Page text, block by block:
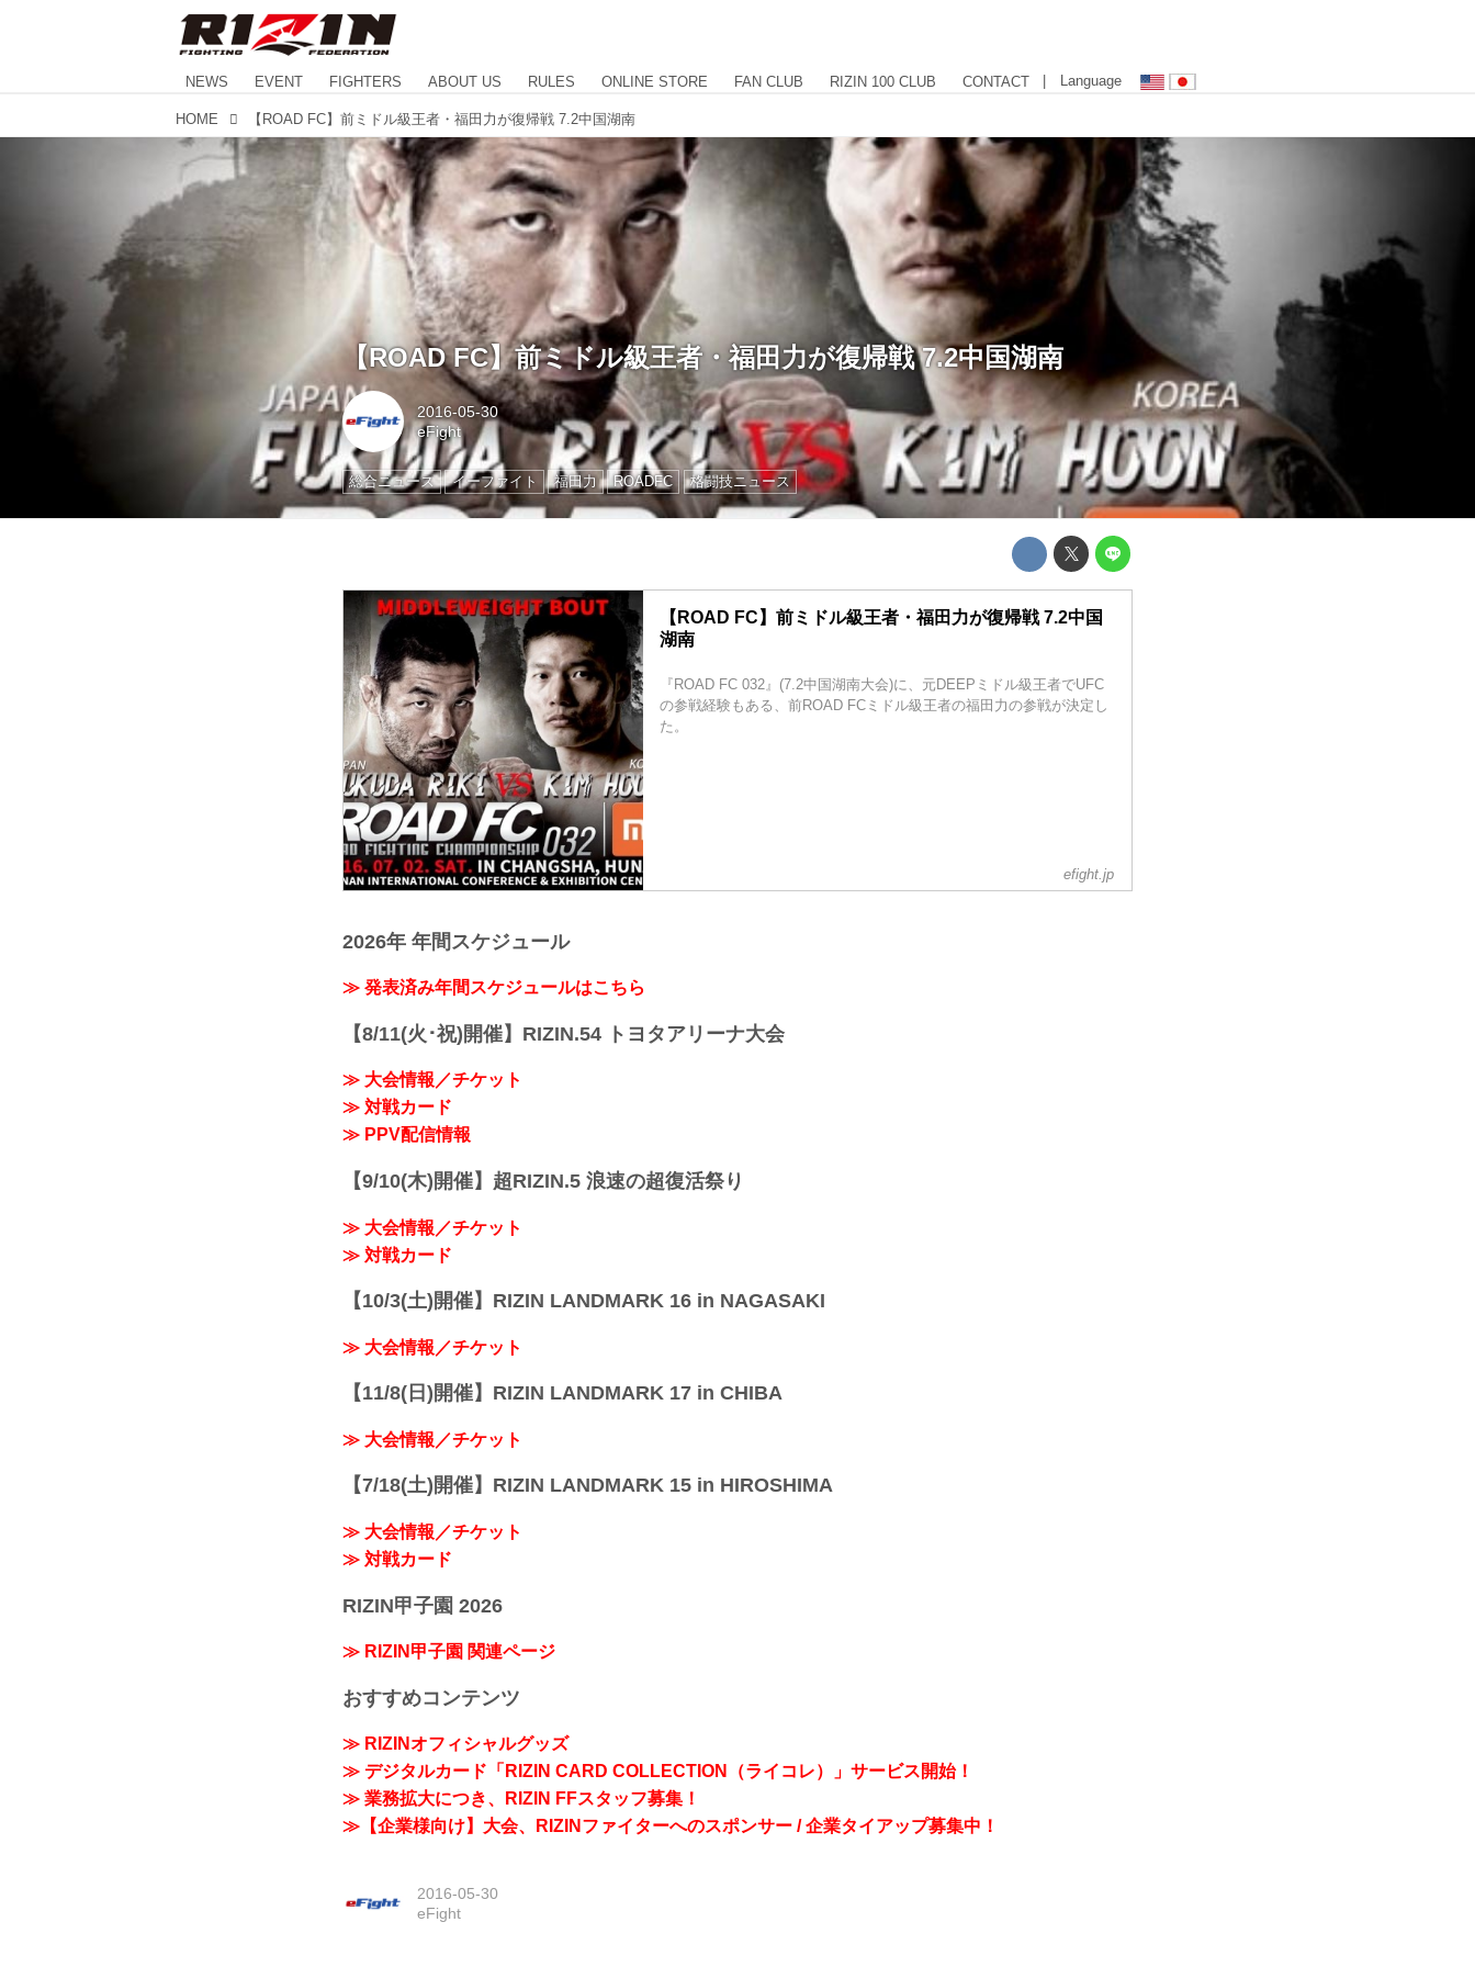
NEWS EVENT FIGHTERS ABOUT US RULES ONLINE STORE FAN CLUB RIZIN 100 CLUB CONTACT | Language
HOME 【ROAD FC】前ミドル級王者・福田力が復帰戦 7.2中国湖南
【ROAD FC】前ミドル級王者・福田力が復帰戦 7.2中国湖南
2016-05-30
eFight
総合ニュース イーファイト 福田力 ROADFC 格闘技ニュース
【ROAD FC】前ミドル級王者・福田力が復帰戦 7.2中国
湖南
『ROAD FC 032』(7.2中国湖南大会)に、元DEEPミドル級王者でUFC
の参戦経験もある、前ROAD FCミドル級王者の福田力の参戦が決定し
た。
efight.jp
2026年 年間スケジュール
≫ 発表済み年間スケジュールはこちら
【8/11(火･祝)開催】RIZIN.54 トヨタアリーナ大会
≫ 大会情報／チケット
≫ 対戦カード
≫ PPV配信情報
【9/10(木)開催】超RIZIN.5 浪速の超復活祭り
≫ 大会情報／チケット
≫ 対戦カード
【10/3(土)開催】RIZIN LANDMARK 16 in NAGASAKI
≫ 大会情報／チケット
【11/8(日)開催】RIZIN LANDMARK 17 in CHIBA
≫ 大会情報／チケット
【7/18(土)開催】RIZIN LANDMARK 15 in HIROSHIMA
≫ 大会情報／チケット
≫ 対戦カード
RIZIN甲子園 2026
≫ RIZIN甲子園 関連ページ
おすすめコンテンツ
≫ RIZINオフィシャルグッズ
≫ デジタルカード「RIZIN CARD COLLECTION（ライコレ）」サービス開始！
≫ 業務拡大につき、RIZIN FFスタッフ募集！
≫【企業様向け】大会、RIZINファイターへのスポンサー / 企業タイアップ募集中！
2016-05-30
eFight